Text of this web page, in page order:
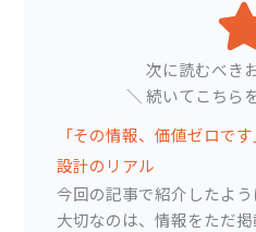
次に読むべき
＼ 続いてこちら
「その情報、価値ゼロで
設計のリアル
今回の記事で紹介したよ
大切なのは、情報をただ掲